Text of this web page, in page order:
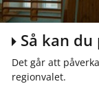
Så kan
Det går att
regionvalet.